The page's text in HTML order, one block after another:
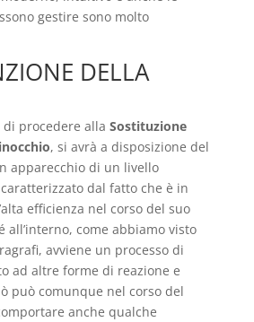
gestire sono molto
DELLA
procedere alla Sostituzione
, si avrà a disposizione del
apparecchio di un livello
dal fatto che è in
efficienza nel corso del suo
all’interno, come abbiamo visto
avviene un processo di
ad altre forme di reazione e
può comunque nel corso del
anche qualche